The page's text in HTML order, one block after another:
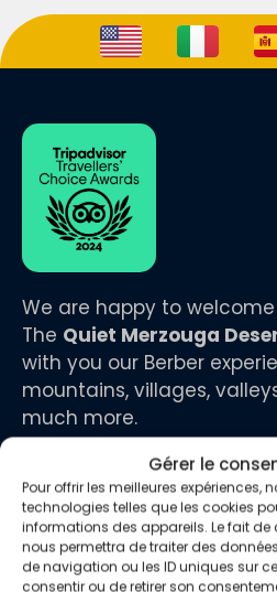
Gérer le
Pour offrir les meilleures expériences,
technologies telles que les cookies
informations des appareils. Le fait
nous permettra de traiter des
de navigation ou les ID uniques sur
consentir ou de retirer son
We are happy to welcome you to Morocco.
The Quiet Merzouga
with you our Berber
mountains, villages,
much more.
infos